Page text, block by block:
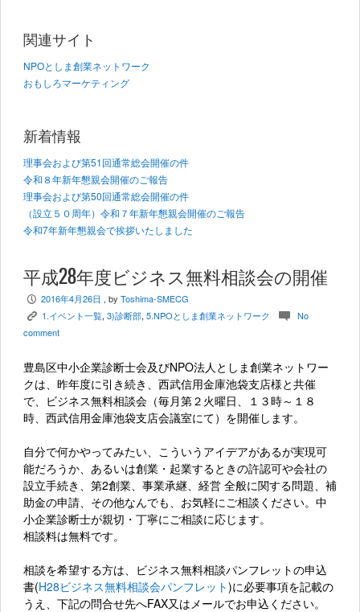
関連サイト
NPOとしま創業ネットワーク
おもしろマーケティング
新着情報
理事会および第51回通常総会開催の件
令和８年新年懇親会開催のご報告
理事会および第50回通常総会開催の件
（設立５０周年）令和７年新年懇親会開催のご報告
令和7年新年懇親会で挨拶いたしました
平成28年度ビジネス無料相談会の開催
P 2016年4月26日 , by Toshima-SMECG
K 1.イベント一覧, 3)診断部, 5.NPOとしま創業ネットワーク c No
comment
豊島区中小企業診断士会及びNPO法人としま創業ネットワー
クは、昨年度に引き続き、西武信用金庫池袋支店様と共催
で、ビジネス無料相談会（毎月第２火曜日、１３時～１８
時、西武信用金庫池袋支店会議室にて）を開催します。
自分で何かやってみたい、こういうアイデアがあるが実現可
能だろうか、あるいは創業・起業するときの許認可や会社の
設立手続き、第2創業、事業承継、経営 全般に関する問題、補
助金の申請、その他なんでも、お気軽にご相談ください。中
小企業診断士が親切・丁寧にご相談に応じます。
相談料は無料です。
相談を希望する方は、ビジネス無料相談パンフレットの申込
書(H28ビジネス無料相談会パンフレット)に必要事項を記載の
うえ、下記の問合せ先へFAX又はメールでお申込ください。